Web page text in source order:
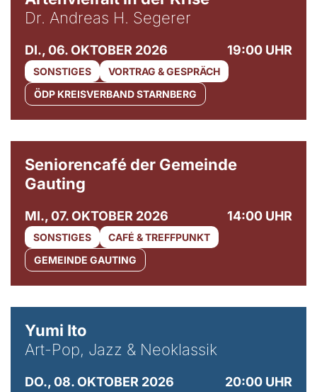
Dr. Andreas H. Segerer
DI., 06. OKTOBER 2026 19:00 UHR
SONSTIGES
VORTRAG & GESPRÄCH
ÖDP KREISVERBAND STARNBERG
Seniorencafé der Gemeinde
Gauting
MI., 07. OKTOBER 2026 14:00 UHR
SONSTIGES
CAFÉ & TREFFPUNKT
GEMEINDE GAUTING
Yumi Ito
Art-Pop, Jazz & Neoklassik
DO., 08. OKTOBER 2026
20:00 UHR